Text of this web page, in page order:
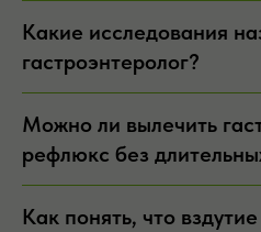
Какие исследования
гастроэнтеролог?
Можно ли вылечить
рефлюкс без
Как понять, что